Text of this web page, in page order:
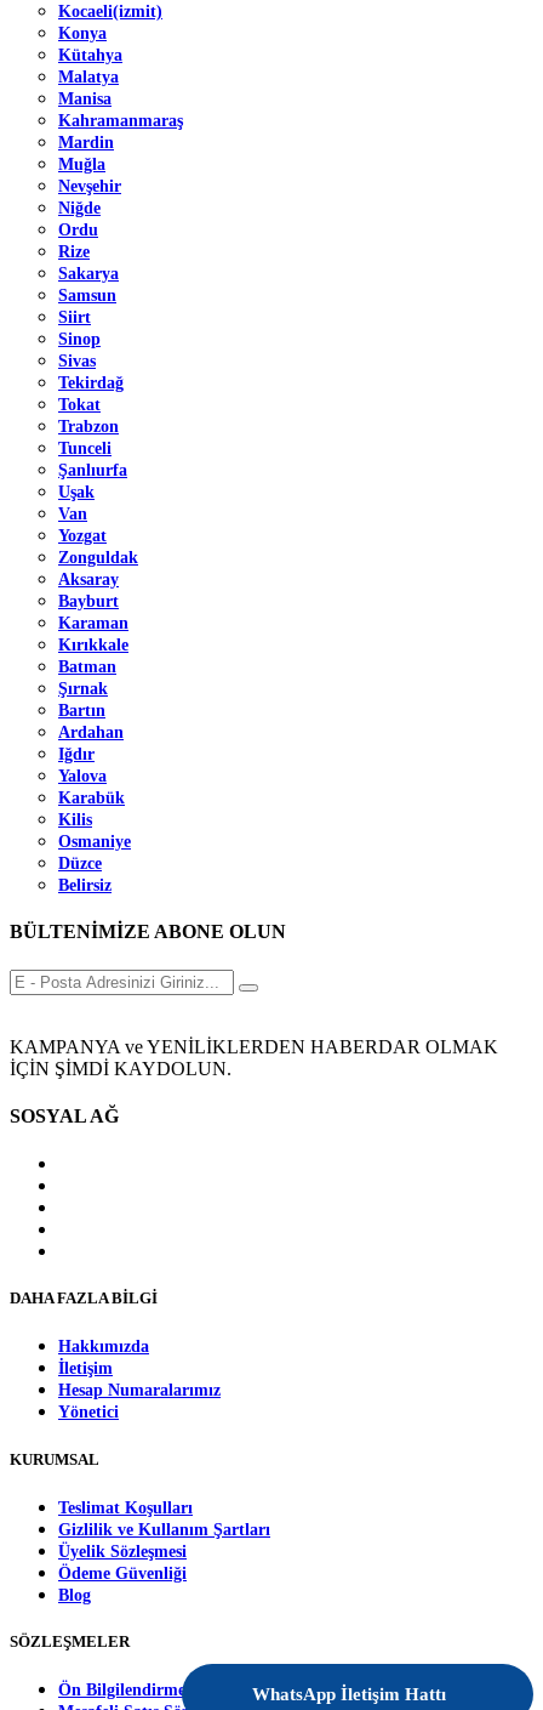
Kocaeli(izmit)
Konya
Kütahya
Malatya
Manisa
Kahramanmaraş
Mardin
Muğla
Nevşehir
Niğde
Ordu
Rize
Sakarya
Samsun
Siirt
Sinop
Sivas
Tekirdağ
Tokat
Trabzon
Tunceli
Şanlıurfa
Uşak
Van
Yozgat
Zonguldak
Aksaray
Bayburt
Karaman
Kırıkkale
Batman
Şırnak
Bartın
Ardahan
Iğdır
Yalova
Karabük
Kilis
Osmaniye
Düzce
Belirsiz
BÜLTENİMİZE ABONE OLUN
KAMPANYA ve YENİLİKLERDEN HABERDAR OLMAK
İÇİN ŞİMDİ KAYDOLUN.
SOSYAL AĞ
DAHA FAZLA BİLGİ
Hakkımızda
İletişim
Hesap Numaralarımız
Yönetici
KURUMSAL
Teslimat Koşulları
Gizlilik ve Kullanım Şartları
Üyelik Sözleşmesi
Ödeme Güvenliği
Blog
SÖZLEŞMELER
Ön Bilgilendirme Formu
WhatsApp İletişim Hattı